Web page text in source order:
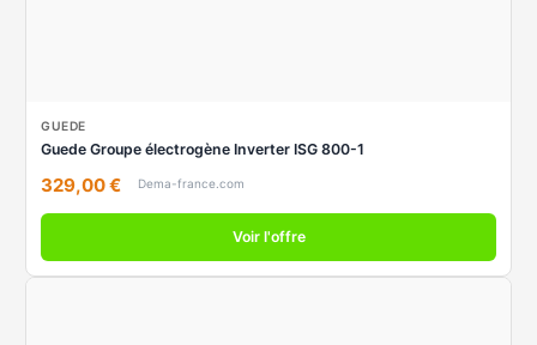
GUEDE
Guede Groupe électrogène Inverter ISG 800-1
329,00 € Dema-france.com
Voir l'offre